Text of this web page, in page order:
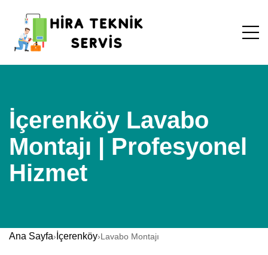
İçerenköy Lavabo
Montajı | Profesyonel
Hizmet
Ana Sayfa› İçerenköy›Lavabo Montajı